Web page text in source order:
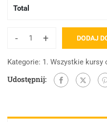
Total
- + DODAJ
Kategorie: 1. Wszystkie kursy
Udostępnij: